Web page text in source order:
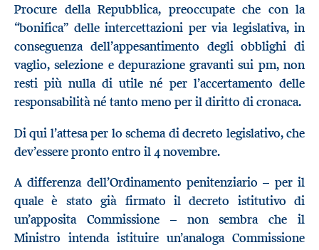
Procure della Repubblica, preoccupate che con la
“bonifica” delle intercettazioni per via legislativa, in
conseguenza dell’appesantimento degli obblighi di
vaglio, selezione e depurazione gravanti sui pm, non
resti più nulla di utile né per l’accertamento delle
responsabilità né tanto meno per il diritto di cronaca.
Di qui l’attesa per lo schema di decreto legislativo, che
dev’essere pronto entro il 4 novembre.
A differenza dell’Ordinamento penitenziario – per il
quale è stato già firmato il decreto istitutivo di
un’apposita Commissione – non sembra che il
Ministro intenda istituire un’analoga Commissione